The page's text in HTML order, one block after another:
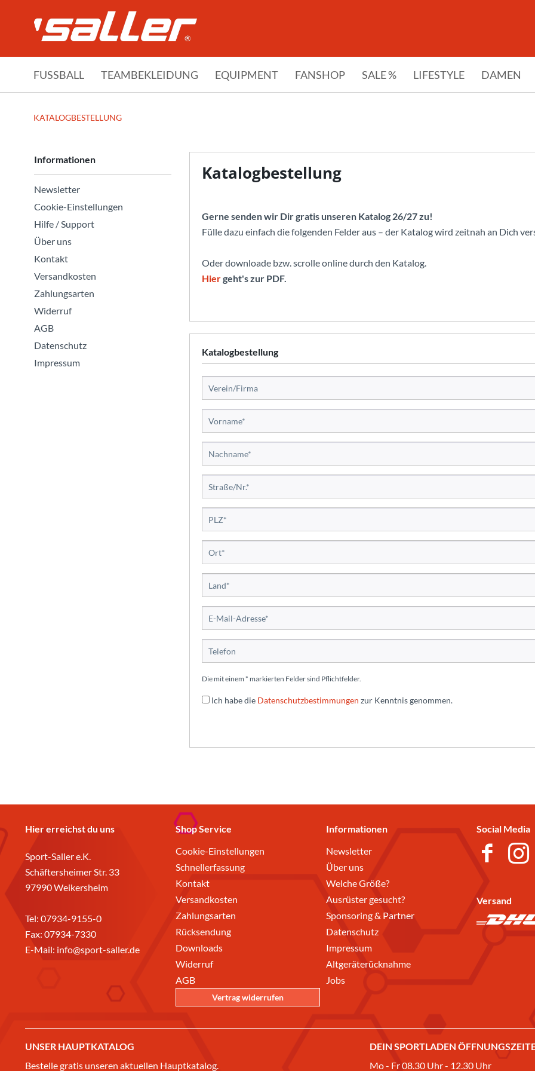
FUSSBALL TEAMBEKLEIDUNG EQUIPMENT FANSHOP SALE % LIFESTYLE DAMEN
KATALOGBESTELLUNG
Informationen
Newsletter
Cookie-Einstellungen
Hilfe / Support
Über uns
Kontakt
Versandkosten
Zahlungsarten
Widerruf
AGB
Datenschutz
Impressum
Katalogbestellung
Gerne senden wir Dir gratis unseren Katalog 26/27 zu!
Fülle dazu einfach die folgenden Felder aus – der Katalog wird zeitnah an Dich
Oder downloade bzw. scrolle online durch den Katalog.
Hiergeht's zur PDF.
Katalogbestellung
Die mit einem * markierten Felder sind Pflichtfelder.
Ich habe die Datenschutzbestimmungen zur Kenntnis genommen.
Hier erreichst du uns
Sport-Saller e.K.
Schäftersheimer Str. 33
97990 Weikersheim
Tel: 07934-9155-0
Fax: 07934-7330
E-Mail: info@sport-saller.de
Shop Service
Cookie-Einstellungen
Schnellerfassung
Kontakt
Versandkosten
Zahlungsarten
Rücksendung
Downloads
Widerruf
AGB
Vertrag widerrufen
Informationen
Newsletter
Über uns
Welche Größe?
Ausrüster gesucht?
Sponsoring & Partner
Datenschutz
Impressum
Altgeräterücknahme
Jobs
Social Media
Versand
UNSER HAUPTKATALOG
Bestelle gratis unseren aktuellen Hauptkatalog.
DEIN SPORTLADEN
Mo - Fr 08.30 Uhr - 12.30 Uhr